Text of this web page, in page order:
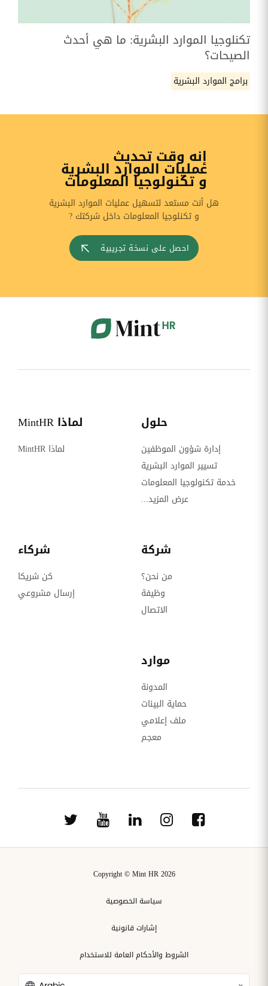
تكنلوجيا الموارد البشرية: ما هي أحدث
الصيحات؟
برامج الموارد البشرية
إنه وقت تحديث
عمليات الموارد البشرية
و تكنولوجيا المعلومات
هل أنت مستعد لتسهيل عمليات الموارد البشرية
و تكنلوجيا المعلومات داخل شركتك ?
احصل على نسخة تجريبية
حلول
إدارة شؤون الموظفين
تسيير الموارد البشرية
خدمة تكنولوجيا المعلومات
عرض المزيد...
لماذا MintHR
لماذا MintHR
شركة
من نحن؟
وظيفة
الاتصال
شركاء
كن شريكا
إرسال مشروعي
موارد
المدونة
حماية البينات
ملف إعلامي
معجم
Copyright © Mint HR 2026
سياسة الخصوصية
إشارات قانونية
الشروط والأحكام العامة للاستخدام